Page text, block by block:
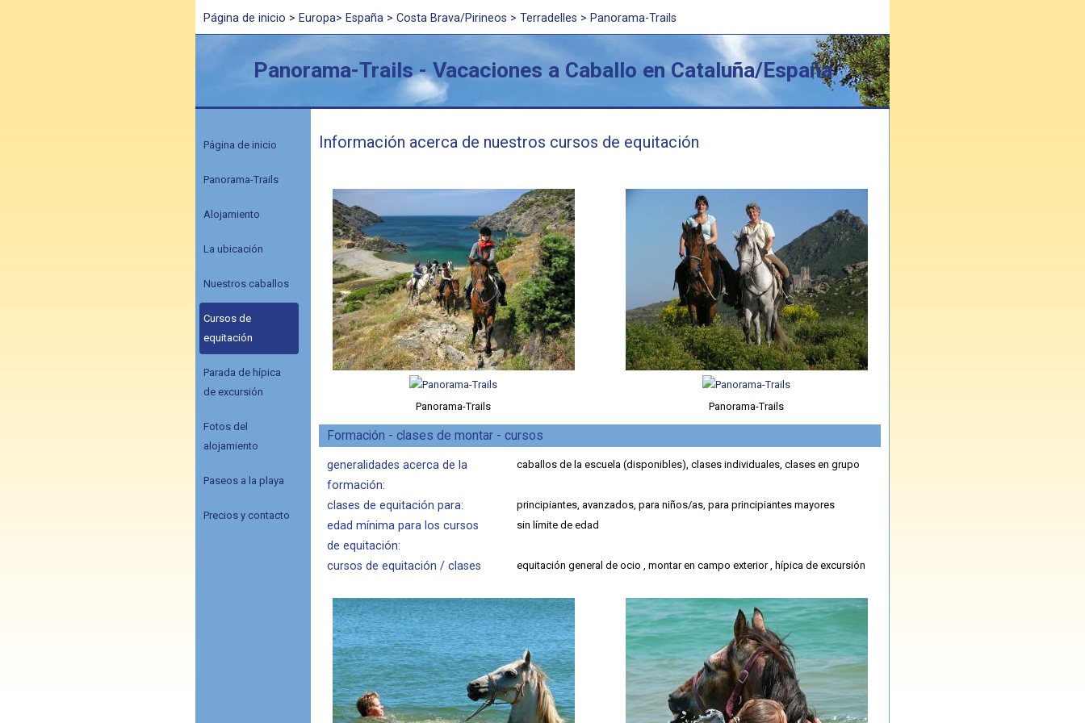
Página de inicio > Europa> España > Costa Brava/Pirineos > Terradelles > Panorama-Trails
Panorama-Trails - Vacaciones a Caballo en Cataluña/España
Página de inicio
Panorama-Trails
Alojamiento
La ubicación
Nuestros caballos
Cursos de
equitación
Parada de hípica
de excursión
Fotos del
alojamiento
Paseos a la playa
Precios y contacto
Información acerca de nuestros cursos de equitación
Panorama-Trails Panorama-Trails
Formación - clases de montar - cursos
generalidades acerca de la
formación:
caballos de la escuela (disponibles), clases individuales, clases en grupo
clases de equitación para: principiantes, avanzados, para niños/as, para principiantes mayores
edad mínima para los cursos
de equitación:
sin límite de edad
cursos de equitación / clases equitación general de ocio , montar en campo exterior , hípica de excursión